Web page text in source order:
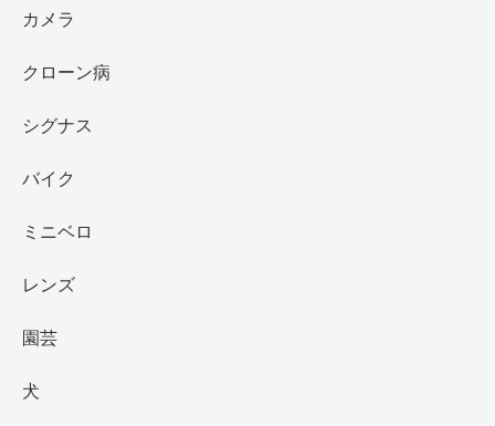
カメラ
クローン病
シグナス
バイク
ミニベロ
レンズ
園芸
犬